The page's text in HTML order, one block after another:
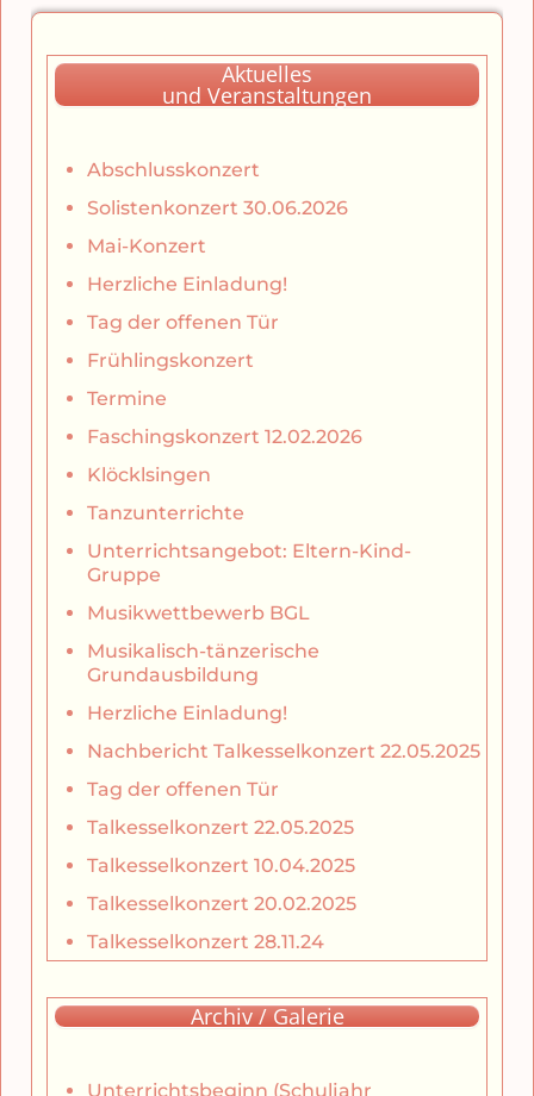
Aktuelles
und Veranstaltungen
Abschlusskonzert
Solistenkonzert 30.06.2026
Mai-Konzert
Herzliche Einladung!
Tag der offenen Tür
Frühlingskonzert
Termine
Faschingskonzert 12.02.2026
Klöcklsingen
Tanzunterrichte
Unterrichtsangebot: Eltern-Kind-
Gruppe
Musikwettbewerb BGL
Musikalisch-tänzerische
Grundausbildung
Herzliche Einladung!
Nachbericht Talkesselkonzert 22.05.2025
Tag der offenen Tür
Talkesselkonzert 22.05.2025
Talkesselkonzert 10.04.2025
Talkesselkonzert 20.02.2025
Talkesselkonzert 28.11.24
Archiv / Galerie
Unterrichtsbeginn (Schuljahr